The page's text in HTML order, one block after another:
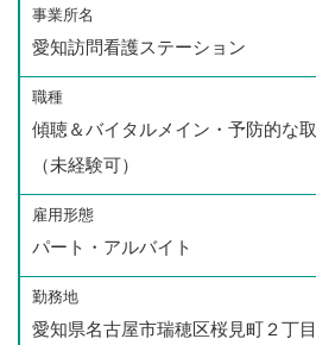
事業所名
愛知訪問看護ステーション
職種
傾聴＆バイタルメイン・予防的な
（未経験可）
雇用形態
パート・アルバイト
勤務地
愛知県名古屋市瑞穂区桜見町２